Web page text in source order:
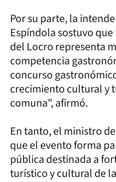
Por su parte, la
Espíndola sostuvo
del Locro representa
competencia
concurso
crecimiento cultural y
comuna", afirmó.
En tanto, el ministro
que el evento forma
pública destinada a
turístico y cultural de